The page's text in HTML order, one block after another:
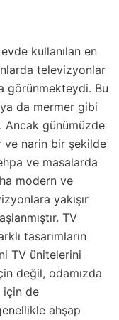
kullanılan en
televizyonlar
görünmekteydi. Bu
da mermer gibi
Ancak günümüzde
ve narin bir şekilde
ve masalarda
modern ve
yakışır
TV
tasarımların
TV ünitelerini
değil, odamızda
için de
ahşap